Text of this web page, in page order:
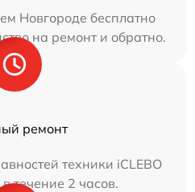
Новгороде бесплатно
на ремонт и обратно.
ремонт
техники iCLEBO
течение 2 часов.